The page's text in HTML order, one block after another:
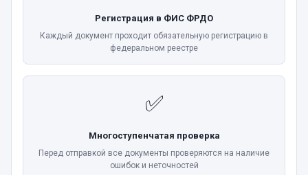
Регистрация в ФИС ФРДО
Каждый документ проходит обязательную регистрацию в
федеральном реестре
✅
Многоступенчатая проверка
Перед отправкой все документы проверяются на наличие
ошибок и неточностей